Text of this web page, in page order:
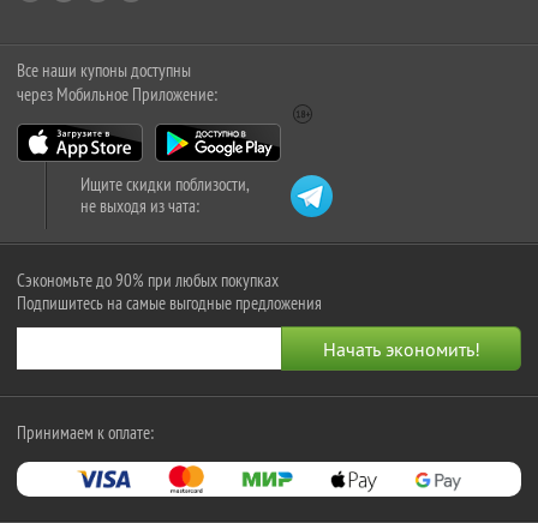
Все наши купоны доступны
через Мобильное Приложение:
Ищите скидки поблизости,
не выходя из чата:
Сэкономьте до 90% при любых покупках
Подпишитесь на самые выгодные предложения
Принимаем к оплате: